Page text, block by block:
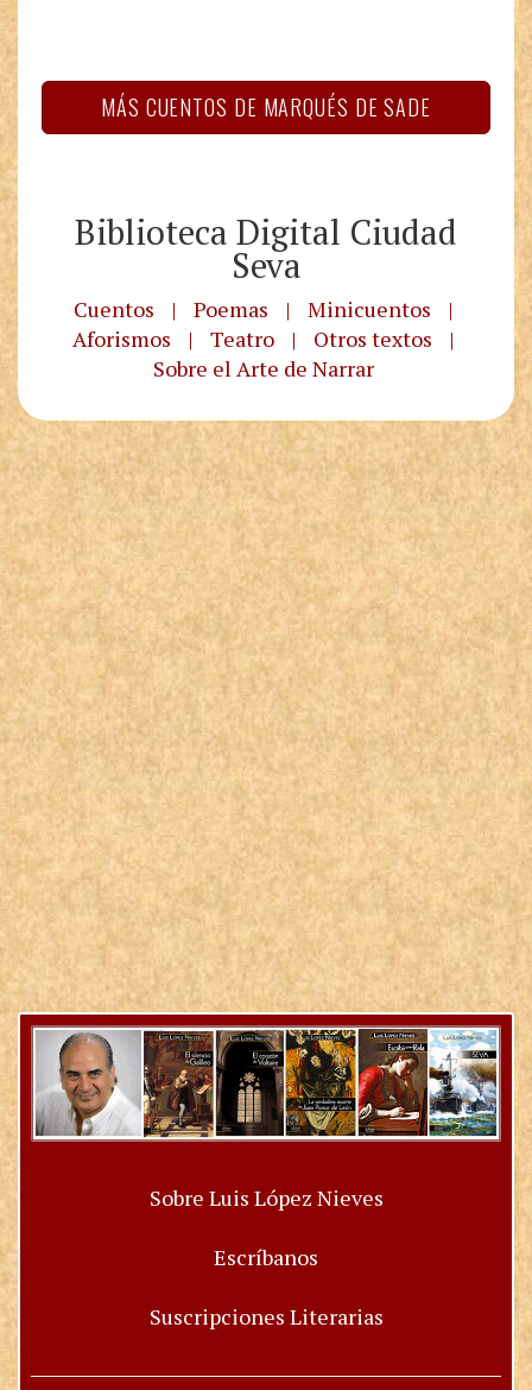
MÁS CUENTOS DE MARQUÉS DE SADE
Biblioteca Digital Ciudad
Seva
Cuentos | Poemas | Minicuentos
|
Aforismos
| Teatro | Otros textos
|
Sobre el Arte de Narrar
Sobre Luis López Nieves
Escríbanos
Suscripciones Literarias